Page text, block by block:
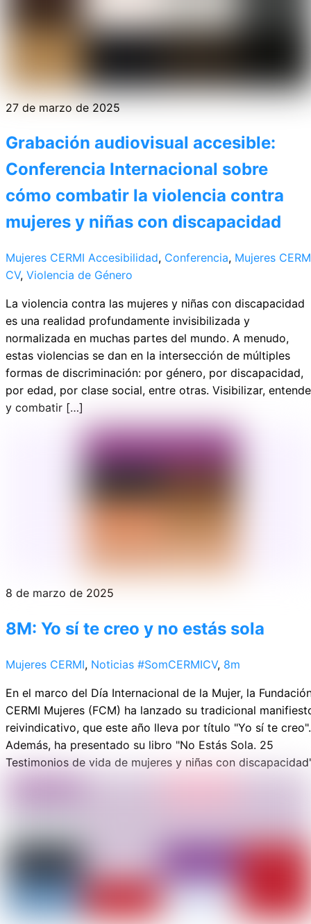
27 de marzo de 2025
Grabación audiovisual accesible:
Conferencia Internacional sobre
cómo combatir la violencia contra
mujeres y niñas con discapacidad
Mujeres CERMI Accesibilidad, Conferencia, Mujeres
CV, Violencia de Género
La violencia contra las mujeres y niñas con discapacidad
es una realidad profundamente invisibilizada y
normalizada en muchas partes del mundo. A menudo,
estas violencias se dan en la intersección de múltiples
formas de discriminación: por género, por discapacidad,
por edad, por clase social, entre otras. Visibilizar,
y combatir […]
8 de marzo de 2025
8M: Yo sí te creo y no estás sola
Mujeres CERMI, Noticias #SomCERMICV, 8m
En el marco del Día Internacional de la Mujer, la
CERMI Mujeres (FCM) ha lanzado su tradicional
reivindicativo, que este año lleva por título "Yo sí te creo".
Además, ha presentado su libro "No Estás Sola. 25
Testimonios de vida de mujeres y niñas con